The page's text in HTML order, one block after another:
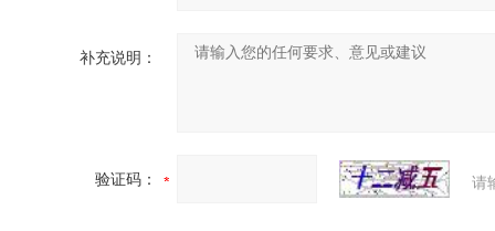
补充说明：
验证码： 请